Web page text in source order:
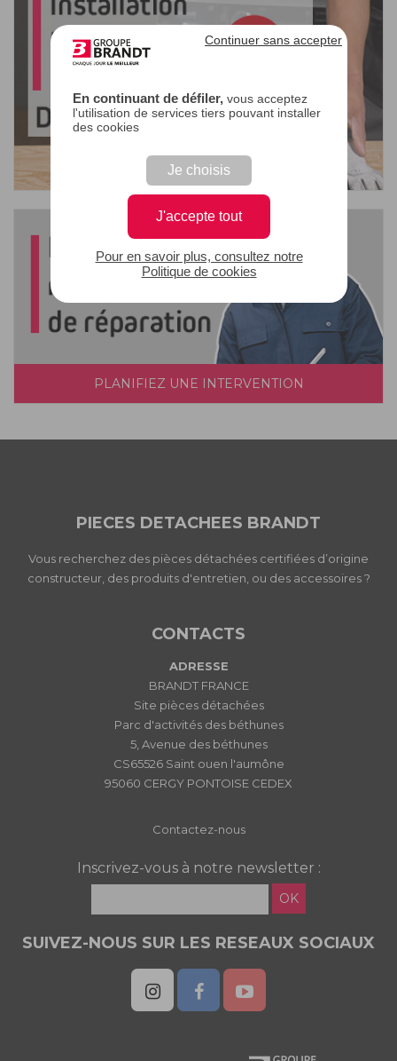
En continuant de défiler,vous acceptez
l'utilisation de services tiers pouvant installer
des cookies
Je choisis
J'accepte tout
Continuer sans accepter
Pour en savoir plus, consultez notre
Politique de cookies
PLANIFIEZ UNE INTERVENTION
PIECES DETACHEES BRANDT
Vous recherchez des pièces détachées certifiées d’origine
constructeur, des produits d'entretien, ou des accessoires ?
CONTACTS
ADRESSE
BRANDT FRANCE
Site pièces détachées
Parc d'activités des béthunes
5, Avenue des béthunes
CS65526 Saint ouen l'aumône
95060 CERGY PONTOISE CEDEX
Contactez-nous
Inscrivez-vous à notre newsletter :
OK
SUIVEZ-NOUS SUR LES RESEAUX SOCIAUX